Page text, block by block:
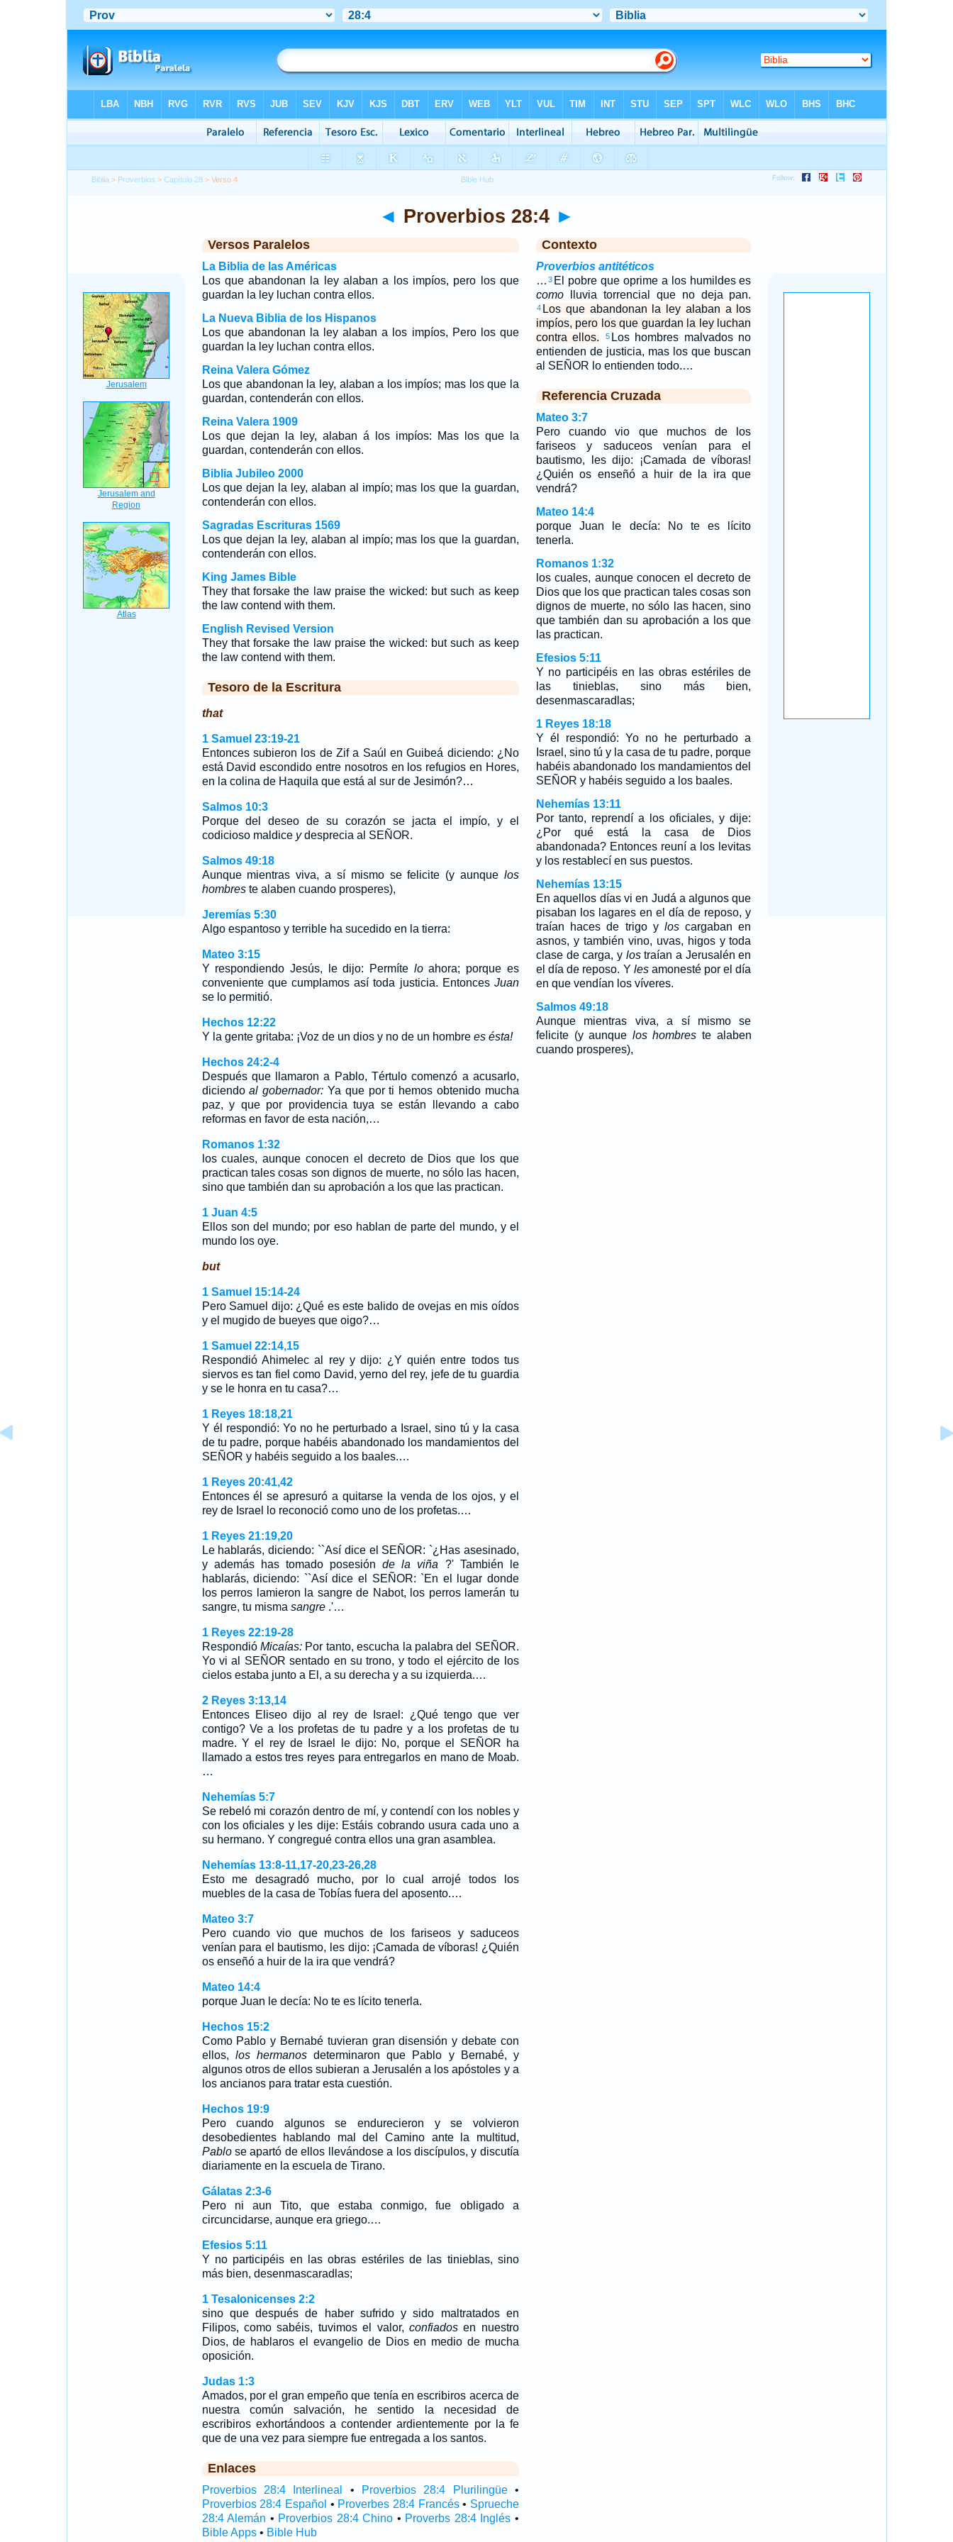
Biblia > Proverbios >Capítulo 28 > Verso 4
◄ Proverbios 28:4 ►
Versos Paralelos
La Biblia de las Américas
Los que abandonan la ley alaban a los impíos, pero los que
guardan la ley luchan contra ellos.
La Nueva Biblia de los Hispanos
Los que abandonan la ley alaban a los impíos, Pero los que
guardan la ley luchan contra ellos.
Reina Valera Gómez
Los que abandonan la ley, alaban a los impíos; mas los que la
guardan, contenderán con ellos.
Reina Valera 1909
Los que dejan la ley, alaban á los impíos: Mas los que la
guardan, contenderán con ellos.
Biblia Jubileo 2000
Los que dejan la ley, alaban al impío; mas los que la guardan,
contenderán con ellos.
Sagradas Escrituras 1569
Los que dejan la ley, alaban al impío; mas los que la guardan,
contenderán con ellos.
King James Bible
They that forsake the law praise the wicked: but such as keep
the law contend with them.
English Revised Version
They that forsake the law praise the wicked: but such as keep
the law contend with them.
Tesoro de la Escritura
that
1 Samuel 23:19-21
Entonces subieron los de Zif a Saúl en Guibeá diciendo: ¿No
está David escondido entre nosotros en los refugios en Hores,
en la colina de Haquila que está al sur de Jesimón?…
Salmos 10:3
Porque del deseo de su corazón se jacta el impío, y el
codicioso maldice ydesprecia al SEÑOR.
Salmos 49:18
Aunque mientras viva, a sí mismo se felicite (y aunque los
hombreste alaben cuando prosperes),
Jeremías 5:30
Algo espantoso y terrible ha sucedido en la tierra:
Mateo 3:15
Y respondiendo Jesús, le dijo: Permíte loahora; porque es
conveniente que cumplamos así toda justicia. Entonces Juan
se lo permitió.
Hechos 12:22
Y la gente gritaba: ¡Voz de un dios y no de un hombre es ésta!
Hechos 24:2-4
Después que llamaron a Pablo, Tértulo comenzó a acusarlo,
diciendoal gobernador: Ya que por ti hemos obtenido mucha
paz, y que por providencia tuya se están llevando a cabo
reformas en favor de esta nación,…
Romanos 1:32
los cuales, aunque conocen el decreto de Dios que los que
practican tales cosas son dignos de muerte, no sólo las hacen,
sino que también dan su aprobación a los que las practican.
1 Juan 4:5
Ellos son del mundo; por eso hablan de parte del mundo, y el
mundo los oye.
but
1 Samuel 15:14-24
Pero Samuel dijo: ¿Qué es este balido de ovejas en mis oídos
y el mugido de bueyes que oigo?…
1 Samuel 22:14,15
Respondió Ahimelec al rey y dijo: ¿Y quién entre todos tus
siervos es tan fiel como David, yerno del rey, jefe de tu guardia
y se le honra en tu casa?…
1 Reyes 18:18,21
Y él respondió: Yo no he perturbado a Israel, sino tú y la casa
de tu padre, porque habéis abandonado los mandamientos del
SEÑOR y habéis seguido a los baales.…
1 Reyes 20:41,42
Entonces él se apresuró a quitarse la venda de los ojos, y el
rey de Israel lo reconoció como uno de los profetas.…
1 Reyes 21:19,20
Le hablarás, diciendo: ``Así dice el SEÑOR: `¿Has asesinado,
y además has tomado posesiónde la viña ?' También le
hablarás, diciendo: ``Así dice el SEÑOR: `En el lugar donde
los perros lamieron la sangre de Nabot, los perros lamerán tu
sangre, tu misma sangre.'…
1 Reyes 22:19-28
Respondió Micaías:Por tanto, escucha la palabra del SEÑOR.
Yo vi al SEÑOR sentado en su trono, y todo el ejército de los
cielos estaba junto a El, a su derecha y a su izquierda.…
2 Reyes 3:13,14
Entonces Eliseo dijo al rey de Israel: ¿Qué tengo que ver
contigo? Ve a los profetas de tu padre y a los profetas de tu
madre. Y el rey de Israel le dijo: No, porque el SEÑOR ha
llamado a estos tres reyes para entregarlos en mano de Moab.
…
Nehemías 5:7
Se rebeló mi corazón dentro de mí, y contendí con los nobles y
con los oficiales y les dije: Estáis cobrando usura cada uno a
su hermano. Y congregué contra ellos una gran asamblea.
Nehemías 13:8-11,17-20,23-26,28
Esto me desagradó mucho, por lo cual arrojé todos los
muebles de la casa de Tobías fuera del aposento.…
Mateo 3:7
Pero cuando vio que muchos de los fariseos y saduceos
venían para el bautismo, les dijo: ¡Camada de víboras! ¿Quién
os enseñó a huir de la ira que vendrá?
Mateo 14:4
porque Juan le decía: No te es lícito tenerla.
Hechos 15:2
Como Pablo y Bernabé tuvieran gran disensión y debate con
ellos, los hermanosdeterminaron que Pablo y Bernabé, y
algunos otros de ellos subieran a Jerusalén a los apóstoles y a
los ancianos para tratar esta cuestión.
Hechos 19:9
Pero cuando algunos se endurecieron y se volvieron
desobedientes hablando mal del Camino ante la multitud,
Pablose apartó de ellos llevándose a los discípulos, y discutía
diariamente en la escuela de Tirano.
Gálatas 2:3-6
Pero ni aun Tito, que estaba conmigo, fue obligado a
circuncidarse, aunque era griego.…
Efesios 5:11
Y no participéis en las obras estériles de las tinieblas, sino
más bien, desenmascaradlas;
1 Tesalonicenses 2:2
sino que después de haber sufrido y sido maltratados en
Filipos, como sabéis, tuvimos el valor,confiados en nuestro
Dios, de hablaros el evangelio de Dios en medio de mucha
oposición.
Judas 1:3
Amados, por el gran empeño que tenía en escribiros acerca de
nuestra común salvación, he sentido la necesidad de
escribiros exhortándoos a contender ardientemente por la fe
que de una vez para siempre fue entregada a los santos.
Enlaces
Proverbios 28:4 Interlineal • Proverbios 28:4 Plurilingüe•
Proverbios 28:4 Español • Proverbes 28:4 Francés• Sprueche
28:4 Alemán • Proverbios 28:4 Chino • Proverbs 28:4 Inglés •
Bible Apps• Bible Hub
Contexto
Proverbios antitéticos
… 3 El pobre que oprime a los humildes es
comolluvia torrencial que no deja pan.
4 Los que abandonan la ley alaban a los
impíos, pero los que guardan la ley luchan
contra ellos.
5 Los hombres malvados no
entienden de justicia, mas los que buscan
al SEÑOR lo entienden todo.…
Referencia Cruzada
Mateo 3:7
Pero cuando vio que muchos de los
fariseos y saduceos venían para el
bautismo, les dijo: ¡Camada de víboras!
¿Quién os enseñó a huir de la ira que
vendrá?
Mateo 14:4
porque Juan le decía: No te es lícito
tenerla.
Romanos 1:32
los cuales, aunque conocen el decreto de
Dios que los que practican tales cosas son
dignos de muerte, no sólo las hacen, sino
que también dan su aprobación a los que
las practican.
Efesios 5:11
Y no participéis en las obras estériles de
las tinieblas, sino más bien,
desenmascaradlas;
1 Reyes 18:18
Y él respondió: Yo no he perturbado a
Israel, sino tú y la casa de tu padre, porque
habéis abandonado los mandamientos del
SEÑOR y habéis seguido a los baales.
Nehemías 13:11
Por tanto, reprendí a los oficiales, y dije:
¿Por qué está la casa de Dios
abandonada? Entonces reuní a los levitas
y los restablecí en sus puestos.
Nehemías 13:15
En aquellos días vi en Judá a algunos que
pisaban los lagares en el día de reposo, y
traían haces de trigo ylos cargaban en
asnos, y también vino, uvas, higos y toda
clase de carga, y lostraían a Jerusalén en
el día de reposo. Y lesamonesté por el día
en que vendían los víveres.
Salmos 49:18
Aunque mientras viva, a sí mismo se
felicite (y aunque los hombres te alaben
cuando prosperes),